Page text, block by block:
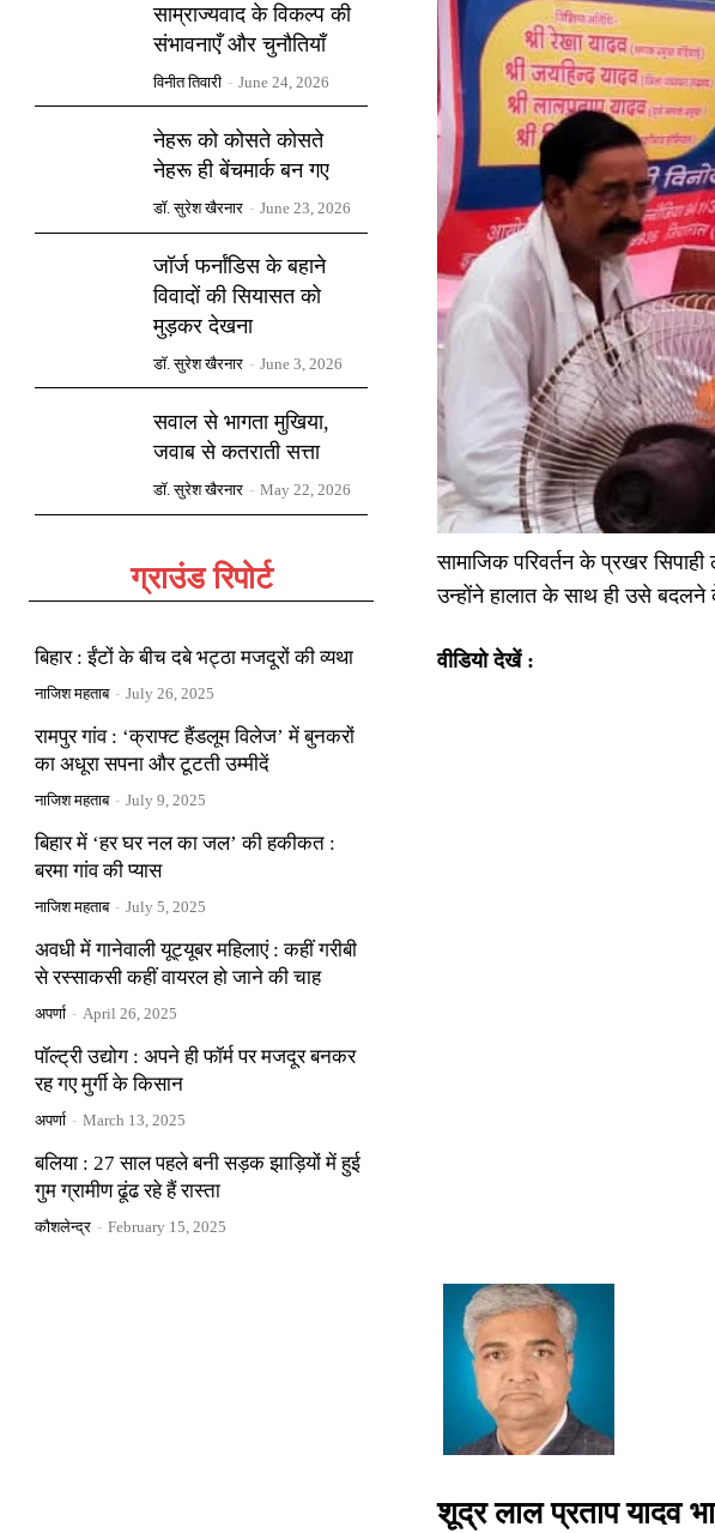
साम्राज्यवाद के विकल्प की
संभावनाएँ और चुनौतियाँ
विनीत तिवारी - June 24, 2026
नेहरू को कोसते कोसते
नेहरू ही बेंचमार्क बन गए
डॉ. सुरेश खैरनार - June 23, 2026
जॉर्ज फर्नांडिस के बहाने
विवादों की सियासत को
मुड़कर देखना
डॉ. सुरेश खैरनार - June 3, 2026
सवाल से भागता मुखिया,
जवाब से कतराती सत्ता
डॉ. सुरेश खैरनार - May 22, 2026
ग्राउंड रिपोर्ट
बिहार : ईंटों के बीच दबे भट्ठा मजदूरों की व्यथा
नाजिश महताब - July 26, 2025
रामपुर गांव : ‘क्राफ्ट हैंडलूम विलेज’ में बुनकरों
का अधूरा सपना और टूटती उम्मीदें
नाजिश महताब - July 9, 2025
बिहार में ‘हर घर नल का जल’ की हकीकत :
बरमा गांव की प्यास
नाजिश महताब - July 5, 2025
अवधी में गानेवाली यूट्यूबर महिलाएं : कहीं गरीबी
से रस्साकसी कहीं वायरल हो जाने की चाह
अपर्णा - April 26, 2025
पॉल्ट्री उद्योग : अपने ही फॉर्म पर मजदूर बनकर
रह गए मुर्गी के किसान
अपर्णा - March 13, 2025
बलिया : 27 साल पहले बनी सड़क झाड़ियों में हुई
गुम ग्रामीण ढूंढ रहे हैं रास्ता
कौशलेन्द्र - February 15, 2025
सामाजिक परिवर्तन के प्रखर
उन्होंने हालात के साथ ही उसे
वीडियो देखें :
शूद्र लाल प्रताप यादव